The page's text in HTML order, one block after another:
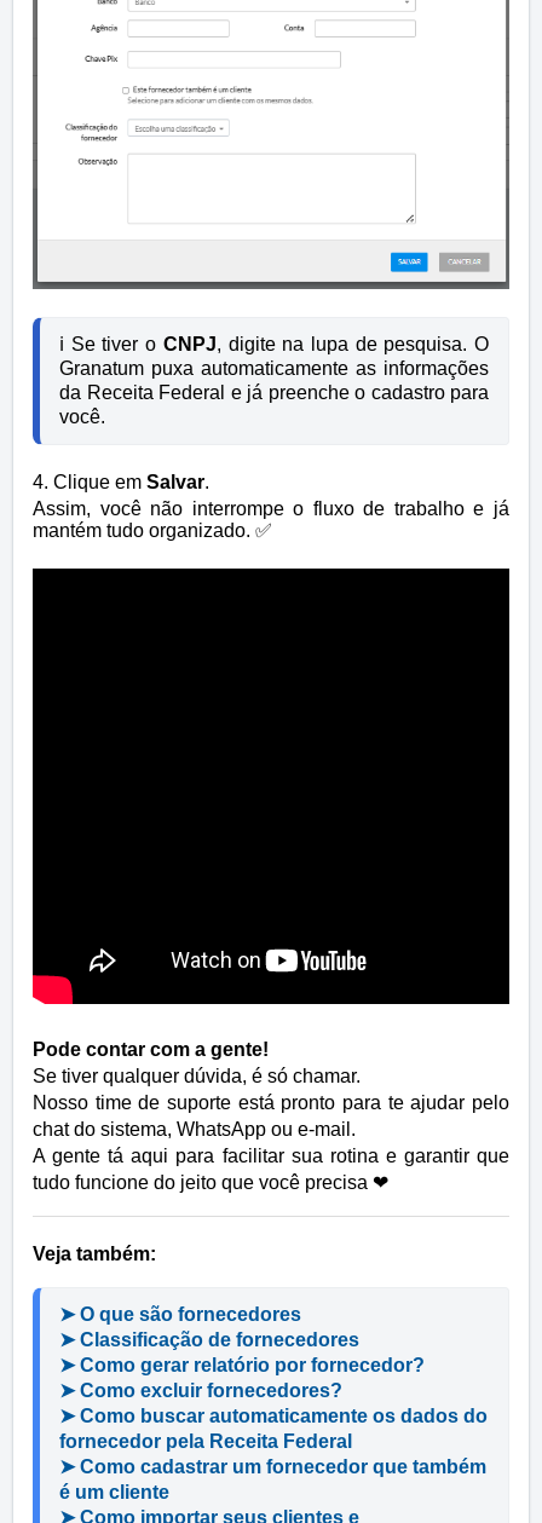
ℹ️ Se tiver o CNPJ, digite na lupa de pesquisa. O
Granatum puxa automaticamente as informações
da Receita Federal e já preenche o cadastro para
você.
4. Clique em Salvar.
Assim, você não interrompe o fluxo de trabalho e já
mantém tudo organizado. ✅
Pode contar com a gente!
Se tiver qualquer dúvida, é só chamar.
Nosso time de suporte está pronto para te ajudar pelo
chat do sistema, WhatsApp ou e-mail.
A gente tá aqui para facilitar sua rotina e garantir que
tudo funcione do jeito que você precisa ❤
Veja também:
➤ O que são fornecedores
➤ Classificação de fornecedores
➤ Como gerar relatório por fornecedor?
➤ Como excluir fornecedores?
➤ Como buscar automaticamente os dados do
fornecedor pela Receita Federal
➤ Como cadastrar um fornecedor que também
é um cliente
➤ Como importar seus clientes e